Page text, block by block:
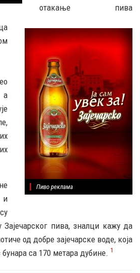
Пиво реклама
отакање пива
а
и
пива, зналци кажу да
од добре зајечарске воде, која
са 170 метара дубине. 1